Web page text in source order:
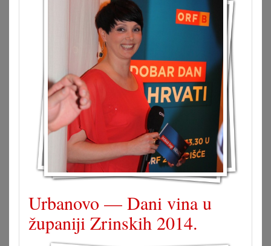
Urbanovo — Dani vina u
županiji Zrinskih 2014.